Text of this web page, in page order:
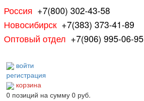
Россия +7(800) 302-43-58
Новосибирск +7(383) 373-41-89
Оптовый отдел +7(906) 995-06-95
войти
регистрация
корзина
0 позиций на сумму 0 руб.